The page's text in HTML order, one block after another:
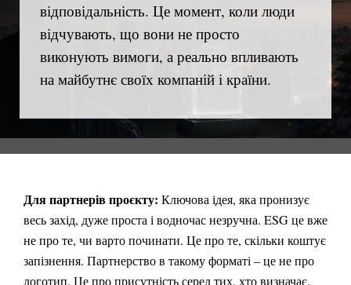
відповідальність. Це момент, коли люди
відчувають, що вони не просто
виконують вимоги, а реально впливають
на майбутнє своїх компаній і країни.
Для партнерів проєкту: Ключова ідея, яка пронизує
весь захід, дуже проста і водночас незручна. ESG це вже
не про те, чи варто починати. Це про те, скільки коштує
запізнення. Партнерство в такому форматі – це не про
логотип. Це про присутність серед тих, хто визначає,